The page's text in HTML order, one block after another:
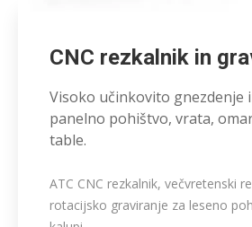
CNC rezkalnik in
Visoko učinkovito gnezdenje
panelno pohištvo, vrata,
table.
ATC CNC rezkalnik, večvretenski
rotacijsko graviranje za leseno